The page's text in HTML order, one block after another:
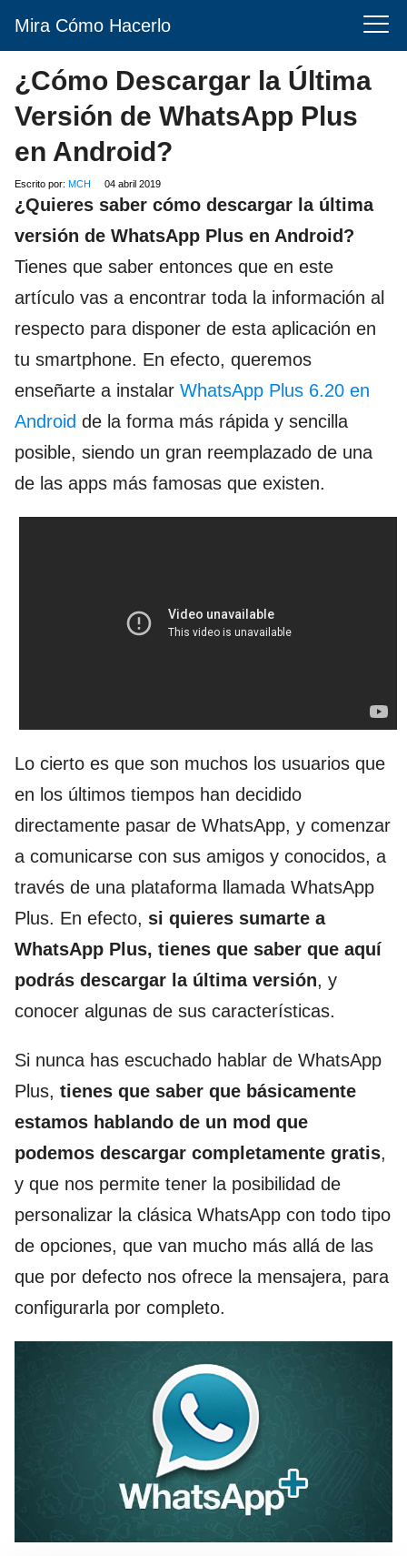
Mira Cómo Hacerlo
¿Cómo Descargar la Última
Versión de WhatsApp Plus
en Android?
Escrito por: MCH 04 abril 2019
¿Quieres saber cómo descargar la última
versión de WhatsApp Plus en Android?
Tienes que saber entonces que en este
artículo vas a encontrar toda la información al
respecto para disponer de esta aplicación en
tu smartphone. En efecto, queremos
enseñarte a instalar WhatsApp Plus 6.20 en
Android de la forma más rápida y sencilla
posible, siendo un gran reemplazado de una
de las apps más famosas que existen.
Lo cierto es que son muchos los usuarios que
en los últimos tiempos han decidido
directamente pasar de WhatsApp, y comenzar
a comunicarse con sus amigos y conocidos, a
través de una plataforma llamada WhatsApp
Plus. En efecto, si quieres sumarte a
WhatsApp Plus, tienes que saber que aquí
podrás descargar la última versión, y
conocer algunas de sus características.
Si nunca has escuchado hablar de WhatsApp
Plus, tienes que saber que básicamente
estamos hablando de un mod que
podemos descargar completamente gratis,
y que nos permite tener la posibilidad de
personalizar la clásica WhatsApp con todo tipo
de opciones, que van mucho más allá de las
que por defecto nos ofrece la mensajera, para
configurarla por completo.